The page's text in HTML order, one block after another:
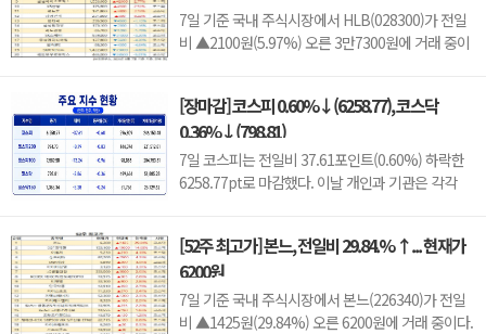
비젼(475040, 3070원, ▲30, 0.99%), 세미티에스
(0017J0, 3110...
7일 기준 국내 주식시장에서 HLB(028300)가 전일
비 ▲2100원(5.97%) 오른 3만7300원에 거래 중이
판매 기대감 등에 따라 주가 변동성이 나타날 수 있
다.이어 에코프로비엠(247540, 10만7000원,
▲4500, 4.39%), LG에너지솔루션(373220, 36만
원, ▲1만5000, 4.35%), 한...
[장마감] 코스피 0.60%↓(6258.77), 코스닥
0.36%↓(798.81)
7일 코스피는 전일비 37.61포인트(0.60%) 하락한
6258.77pt로 마감했다. 이날 개인과 기관은 각각
(0.36%) 하락한 798.81pt로 마쳤다. 이날 개인은
3798억원 순매수했고, 외국인과 기관은 각각 2943
억원, 1049억원 순매도했다.임정은 KB증권 연구원
은 KB리서치 장마감...
[52주 최고가] 본느, 전일비 29.84.% ↑... 현재가
6200원
7일 기준 국내 주식시장에서 본느(226340)가 전일
비 ▲1425원(29.84%) 오른 6200원에 거래 중이다.